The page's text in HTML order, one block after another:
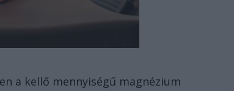
a kellő mennyiségű magnézium